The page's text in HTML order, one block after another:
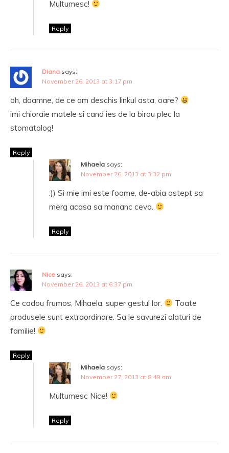
Multumesc!
Reply
Diana says:
November 26, 2013 at 3:17 pm
oh, doamne, de ce am deschis linkul asta, oare?
imi chioraie matele si cand ies de la birou plec la
stomatolog!
Reply
Mihaela says:
November 26, 2013 at 3:32 pm
:)) Si mie imi este foame, de-abia astept sa
merg acasa sa mananc ceva.
Reply
Nice says:
November 26, 2013 at 6:37 pm
Ce cadou frumos, Mihaela, super gestul lor.
Toate
produsele sunt extraordinare. Sa le savurezi alaturi de
familie!
Reply
Mihaela says:
November 27, 2013 at 8:49 am
Multumesc Nice!
Reply